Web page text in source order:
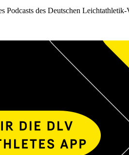
Podcasts des Deutschen Leichtathletik-